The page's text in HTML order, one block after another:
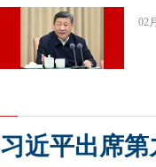
02
习近平出席